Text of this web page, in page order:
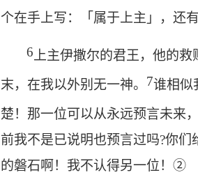
个在手上写：「属于上主」，还
6 上主伊撒尔的君王，他的
末，在我以外别无一神。 7谁相似
楚！那一位可以从永远预言未来
前我不是已说明也预言过吗?你们
的磐石啊！我不认得另一位！②